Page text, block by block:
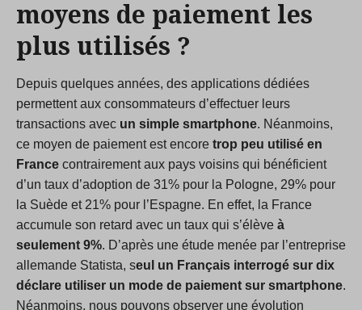
moyens de paiement les
plus utilisés ?
Depuis quelques années, des applications dédiées
permettent aux consommateurs d’effectuer leurs
transactions avec un simple smartphone. Néanmoins,
ce moyen de paiement est encore trop peu utilisé en
France contrairement aux pays voisins qui bénéficient
d’un taux d’adoption de 31% pour la Pologne, 29% pour
la Suède et 21% pour l’Espagne. En effet, la France
accumule son retard avec un taux qui s’élève à
seulement 9%. D’après une étude menée par l’entreprise
allemande Statista, seul un Français interrogé sur dix
déclare utiliser un mode de paiement sur smartphone.
Néanmoins, nous pouvons observer une évolution